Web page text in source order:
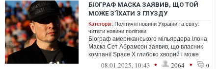
БІОГРАФ МАСКА ЗАЯВИВ, ЩО ТОЙ
МОЖЕ ЗʼЇХАТИ З ГЛУЗДУ
Категорія: Політичні новини України та світу:
читати новини політики
Біограф американського мільярдера Ілона
Маска Сет Абрамсон заявив, що власник
компанії Space X глибоко хворий і може
зʼїхати з глузду.
08.01.2025, 10:43 • 2064 • 0